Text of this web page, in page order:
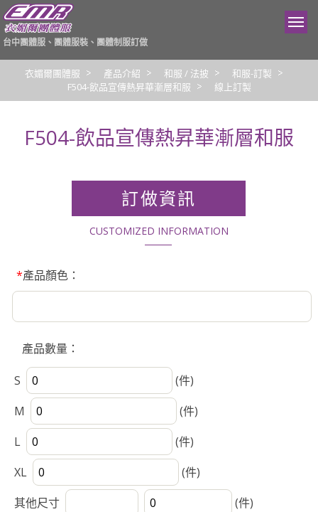
台中團體服、團體服裝、團體制服訂做
衣媚爾團體服 產品介紹 和服 / 法披
和服-訂製
F504-飲品宣傳熱昇華漸層和服
線上訂製
F504-飲品宣傳熱昇華漸層和服
訂做資訊
CUSTOMIZED INFORMATION
*產品顏色：
產品數量：
S
(件)
M
(件)
L
(件)
XL
(件)
其他尺寸
(件)